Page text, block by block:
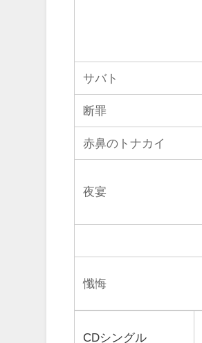
サバト
断罪
赤鼻のトナカイ
夜宴
懺悔
CDシングル